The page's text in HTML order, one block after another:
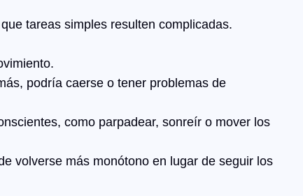
tareas simples resulten complicadas.
podría caerse o tener problemas de
como parpadear, sonreír o mover los
volverse más monótono en lugar de seguir los